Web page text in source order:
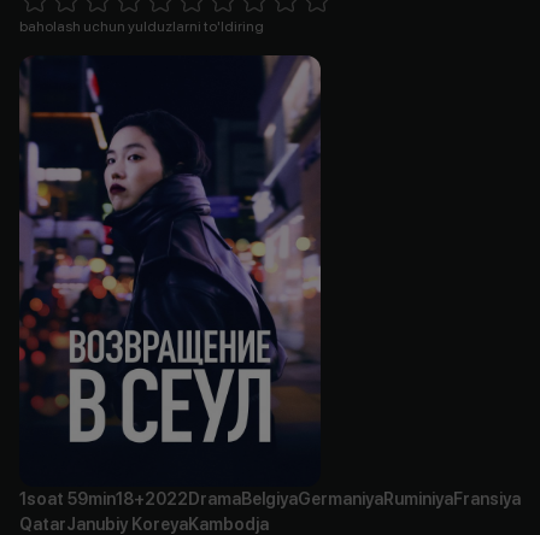
1 Star 2 Stars 3 Stars 4 Stars5 Stars 6 Stars7 Stars8 Stars
baholash uchun yulduzlarni to'ldiring
1soat 59min18+2022 DramaBelgiyaGermaniyaRuminiyaFransiya
QatarJanubiy KoreyaKambodja